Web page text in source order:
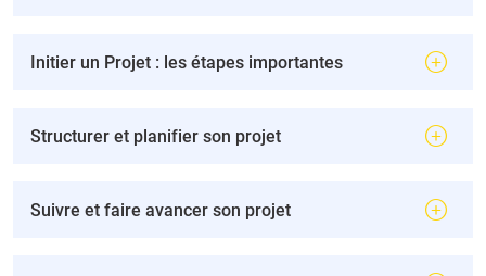
Initier un Projet : les étapes importantes
Structurer et planifier son projet
Suivre et faire avancer son projet